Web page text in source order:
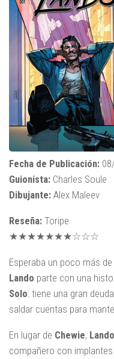
Fecha de Publicación:
Guionista: Charles Soule
Dibujante: Alex Maleev
Reseña: Toripe
★★★★★★★☆☆☆
Esperaba un poco más
Lando parte con una
Solo: tiene una gran
saldar cuentas para
En lugar de Chewie, Lando
compañero con